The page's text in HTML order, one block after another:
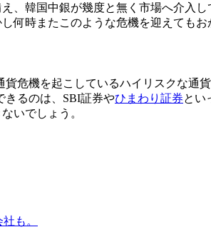
、韓国中銀が幾度と無く市場へ介入
何時またこのような危機を迎えても
危機を起こしているハイリスクな
きるのは、SBI証券やひまわり証券とい
いでしょう。
も。